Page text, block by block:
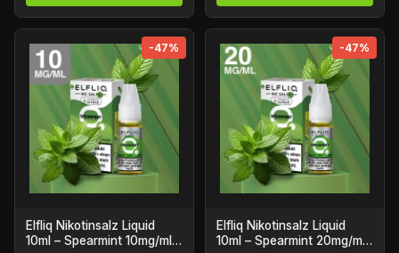
-47%
Elfliq Nikotinsalz Liquid
10ml – Spearmint 10mg/ml
-47%
Elfliq Nikotinsalz Liquid
10ml – Spearmint 20mg/ml